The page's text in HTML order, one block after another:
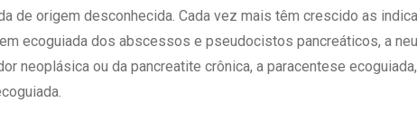
de origem desconhecida. Cada vez mais têm crescido as
ecoguiada dos abscessos e pseudocistos pancreáticos, a
neoplásica ou da pancreatite crônica, a paracentese